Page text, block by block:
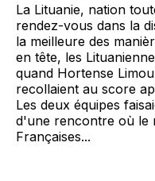
La Lituanie, nation
rendez-vous dans la
la meilleure des
en tête, les
quand Hortense
recollaient au score
Les deux équipes
d'une rencontre où le
Françaises...